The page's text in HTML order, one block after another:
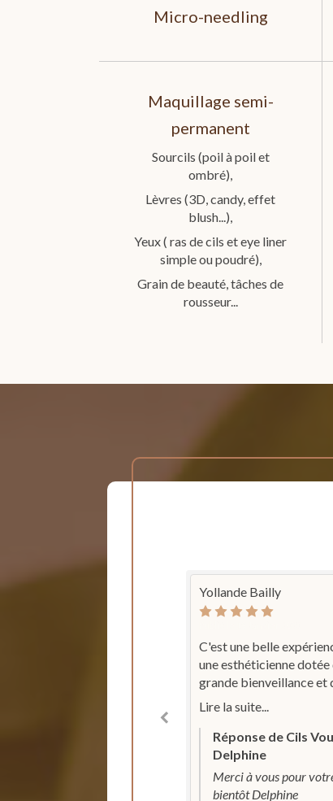
Micro-needling
Maquillage semi-
permanent
Sourcils (poil à poil et
ombré),
Lèvres (3D, candy, effet
blush...),
Yeux ( ras de cils et eye liner
simple ou poudré),
Grain de beauté, tâches de
rousseur...
Yollande Bailly
C'est une belle
une esthéticienne dotée
grande bienveillance et
conscience
Lire la suite...
Réponse de Cils
Delphine
Merci à vous pour votre
bientôt Delphine